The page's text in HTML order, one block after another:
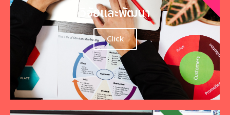
วิจัยและพัฒนา
Click